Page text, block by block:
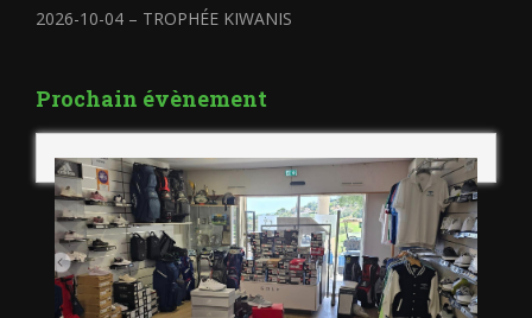
2026-10-04 – TROPHÉE KIWANIS
Prochain évènement